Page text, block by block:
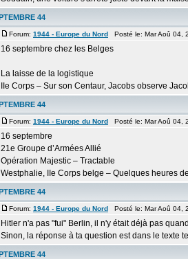
44
Forum: 1944 - Europe du Nord Posté le: Mar Aoû
16 septembre chez les Belges
La laisse de la logistique
IIe Corps – Sur son Centaur, Jacobs observe
44
Forum: 1944 - Europe du Nord Posté le: Mar Aoû
16 septembre
21e Groupe d’Armées Allié
Opération Majestic – Tractable
Westphalie, IIe Corps belge – Quelques heures
44
Forum: 1944 - Europe du Nord Posté le: Mar Aoû
Hitler n'a pas "fui" Berlin, il n'y était déjà pas
Sinon, la réponse à ta question est dans le texte
44